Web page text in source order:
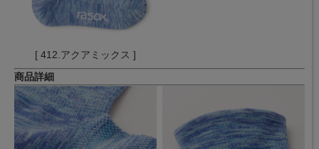
[ 412.アクアミックス ]
商品詳細